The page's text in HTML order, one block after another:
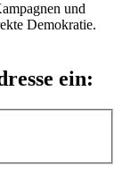
und
Demokratie.
ein: